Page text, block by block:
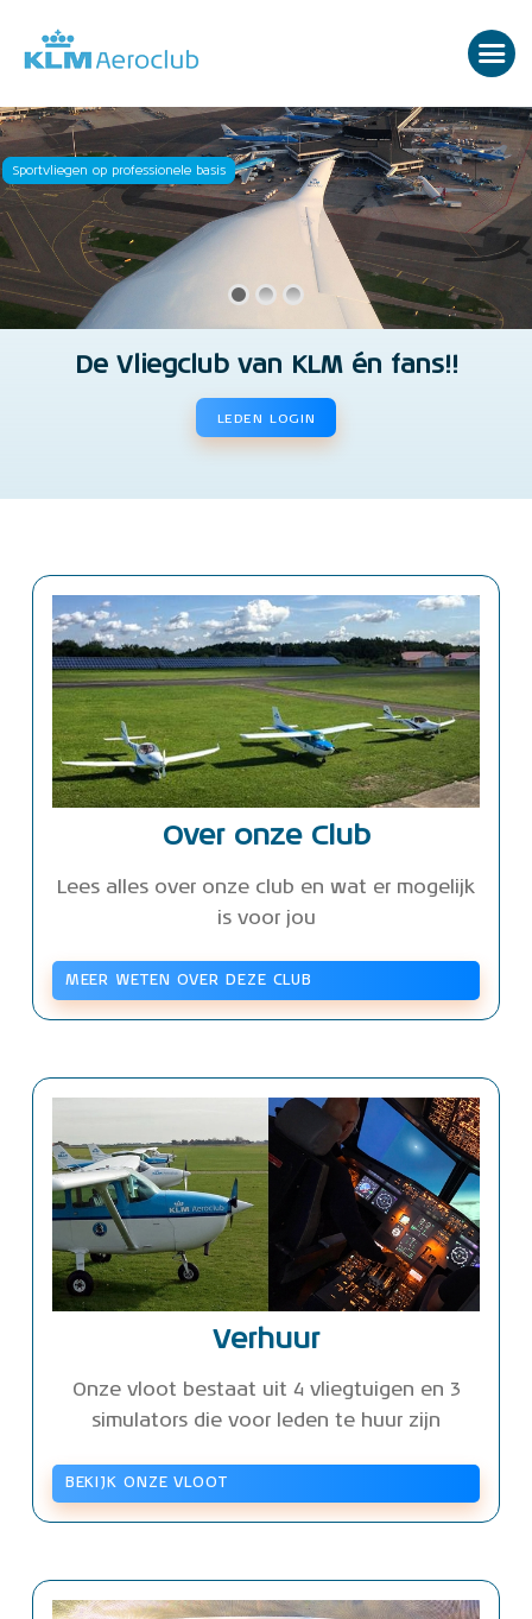
Sportvliegen op professionele basis
De Vliegclub van KLM én fans!!
LEDEN LOGIN
Over onze Club
Lees alles over onze club en wat er mogelijk
is voor jou
MEER WETEN OVER DEZE CLUB
Verhuur
Onze vloot bestaat uit 4 vliegtuigen en 3
simulators die voor leden te huur zijn
BEKIJK ONZE VLOOT